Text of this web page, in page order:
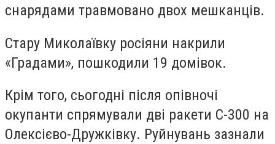
снарядами травмовано двох мешканців.
Стару Миколаївку росіяни накрили
«Градами», пошкодили 19 домівок.
Крім того, сьогодні після опівночі
окупанти спрямували дві ракети С-300 на
Олексієво-Дружківку. Руйнувань зазнали